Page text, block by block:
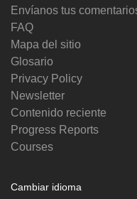
Envíanos tus
FAQ
Mapa del sitio
Glosario
Privacy Policy
Newsletter
Contenido reciente
Progress Reports
Courses
Cambiar idioma